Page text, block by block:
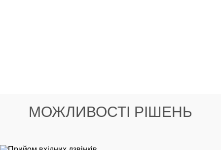
МОЖЛИВОСТІ РІШЕНЬ